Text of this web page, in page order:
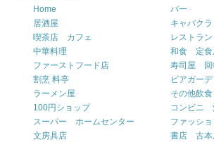
Home
バー
居酒屋
キャバク
喫茶店 カフェ
レストラン
中華料理
和食 定食
ファーストフード店
寿司屋 回
割烹 料亭
ビアガーデ
ラーメン屋
その他飲食
100円ショップ
コンビニ
スーパー ホームセンター
ファッシ
文房具店
書店 古本